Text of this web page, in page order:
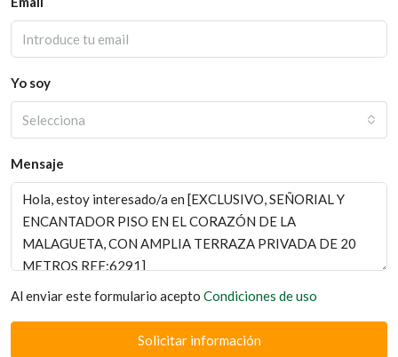
Yo soy
Selecciona
Mensaje
Al enviar este formulario acepto Condiciones de uso
Solicitar información